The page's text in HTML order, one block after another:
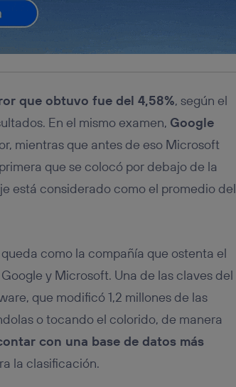
que obtuvo fue del 4,58%, según el
En el mismo examen, Google
mientras que antes de eso Microsoft
que se colocó por debajo de la
está considerado como el promedio del
como la compañía que ostenta el
y Microsoft. Una de las claves del
que modificó 1,2 millones de las
o tocando el colorido, de manera
con una base de datos más
la clasificación.